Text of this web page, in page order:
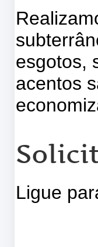
esgotos,
acentos
Ligue